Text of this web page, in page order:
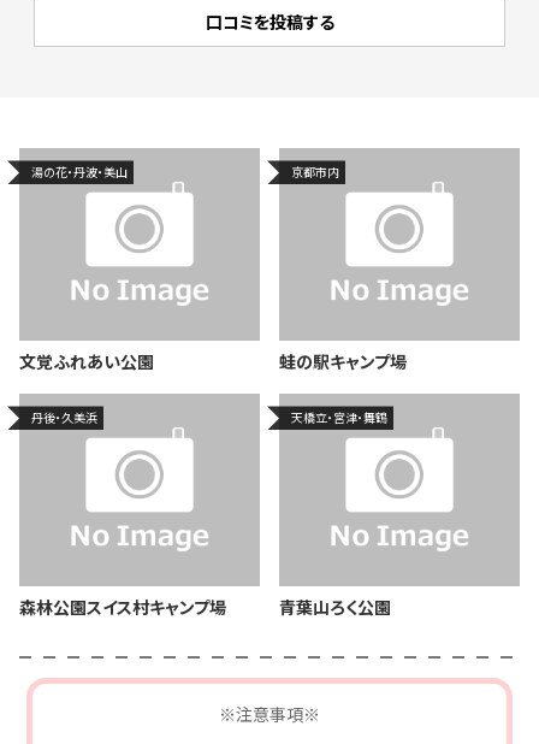
湯の花・丹波・美山
文覚ふれあい公園
京都市内
蛙の駅キャンプ場
丹後・久美浜
森林公園スイス村キャンプ場
天橋立・宮津・舞鶴
青葉山ろく公園
※注意事項※